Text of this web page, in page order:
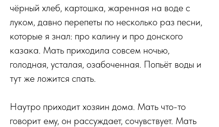
чёрный хлеб, картошка, жаренная на воде с
луком, давно перепеты по несколько раз песни,
которые я знал: про калину и про донского
казака. Мать приходила совсем ночью,
голодная, усталая, озабоченная. Попьёт воды и
тут же ложится спать.
Наутро приходит хозяин дома. Мать что-то
говорит ему, он рассуждает, сочувствует. Мать